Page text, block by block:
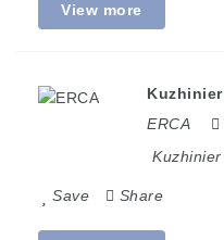
View more
Kuzhinier
ERCA
Kuzhinier
Save Share